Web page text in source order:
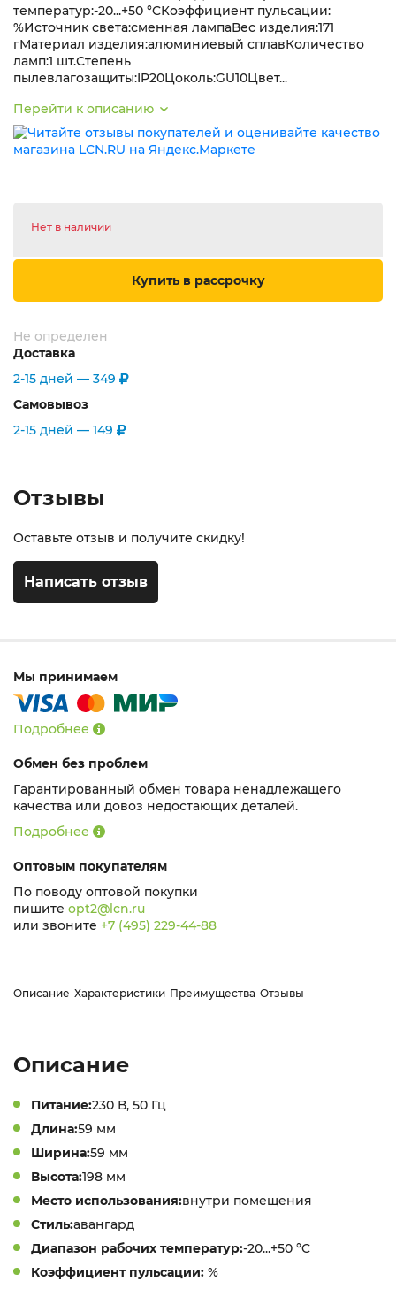
температур:-20...+50 °CКоэффициент пульсации:
%Источник света:сменная лампаВес изделия:171
гМатериал изделия:алюминиевый сплавКоличество
ламп:1 шт.Степень
пылевлагозащиты:IP20Цоколь:GU10Цвет...
Перейти к описанию
Нет в наличии
Купить в рассрочку
Не определен
Доставка
2-15 дней — 349
Самовывоз
2-15 дней — 149
Отзывы
Оставьте отзыв и получите скидку!
Написать отзыв
Мы принимаем
Подробнее
Обмен без проблем
Гарантированный обмен товара ненадлежащего
качества или довоз недостающих деталей.
Подробнее
Оптовым покупателям
По поводу оптовой покупки
пишите opt2@lcn.ru
или звоните +7 (495) 229-44-88
Описание Характеристики Преимущества Отзывы
Описание
Питание:230 В, 50 Гц
Длина:59 мм
Ширина:59 мм
Высота:198 мм
Место использования:внутри помещения
Стиль:авангард
Диапазон рабочих температур:-20...+50 °C
Коэффициент пульсации: %